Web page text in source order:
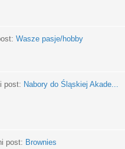
Wasze pasje/hobby
post: Nabory do Śląskiej Akade...
post: Brownies